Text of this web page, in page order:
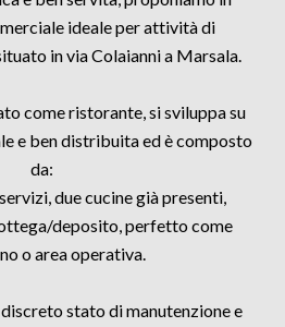
ideale per attività di
in via Colaianni a Marsala.
come ristorante, si sviluppa su
e ben distribuita ed è composto
da:
due cucine già presenti,
deposito, perfetto come
o area operativa.
stato di manutenzione e